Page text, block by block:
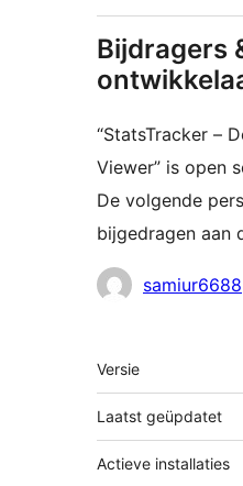
Bijdragers
“StatsTracker –
Viewer” is open
De volgende
bijgedragen aan
Bijdragerssamiur6688
Meta
Versie
Laatst geüpdatet
Actieve installaties